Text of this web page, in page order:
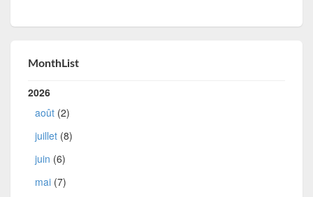
MonthList
2026
août (2)
juillet (8)
juin (6)
mai (7)